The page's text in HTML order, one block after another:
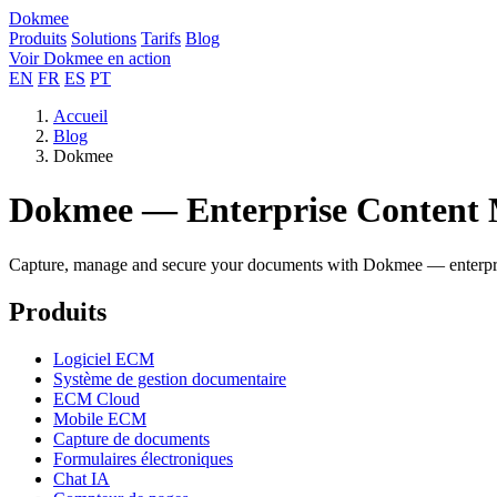
Dokmee
Produits Solutions Tarifs Blog
Voir Dokmee en action
EN FR ES PT
Accueil
Blog
Dokmee
Dokmee — Enterprise Content
Capture, manage and secure your documents with Dokmee —
Produits
Logiciel ECM
Système de gestion documentaire
ECM Cloud
Mobile ECM
Capture de documents
Formulaires électroniques
Chat IA